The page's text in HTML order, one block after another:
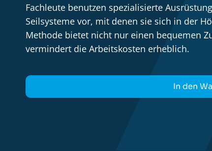
Fachleute benutzen spezialisierte
Seilsysteme vor, mit denen sie sich in der
Methode bietet nicht nur einen bequemen
vermindert die Arbeitskosten erheblich.
In den